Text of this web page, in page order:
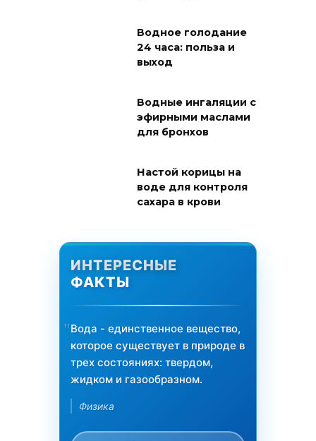
Водное голодание
24 часа: польза и
выход
Водные ингаляции с
эфирными маслами
для бронхов
Настой корицы на
воде для контроля
сахара в крови
ИНТЕРЕСНЫЕ
ФАКТЫ
Вода - единственное вещество,
которое существует в природе в
трех состояниях: твердом,
жидком и газообразном.
Физика